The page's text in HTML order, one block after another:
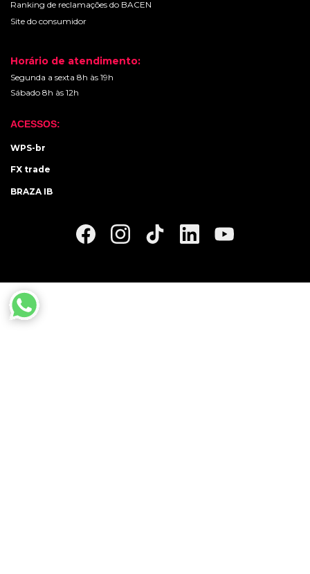
Ranking de reclamações do BACEN
Site do consumidor
Horário de atendimento:
Segunda a sexta 8h às 19h
Sábado 8h às 12h
ACESSOS:
WPS-br
FX trade
BRAZA IB